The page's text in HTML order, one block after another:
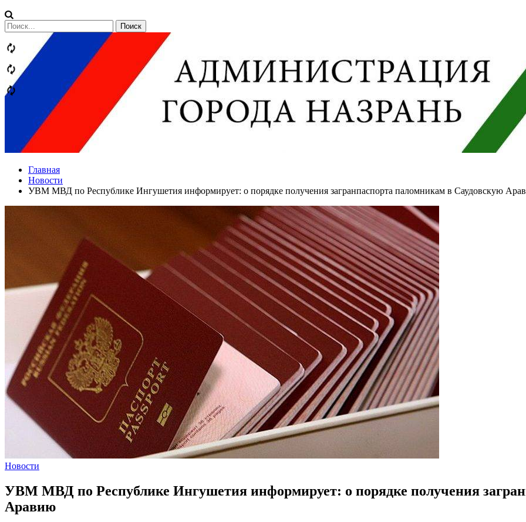
Сообщений
категории
Теги
Главная
Новости
УВМ МВД по Республике Ингушетия информирует: о порядке получения загранпаспорта паломникам в Саудовскую
Новости
УВМ МВД по Республике Ингушетия информирует: о порядке получения
Аравию